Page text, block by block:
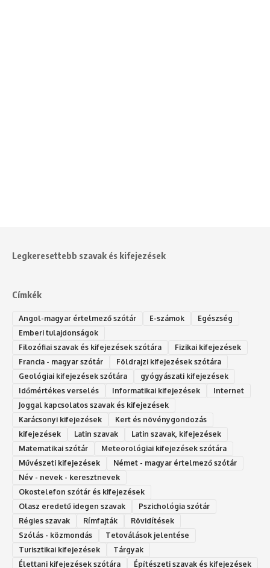
Legkeresettebb szavak és kifejezések
Címkék
Angol-magyar értelmező szótár E-számok
Egészség
Emberi tulajdonságok
Filozófiai szavak és kifejezések szótára
Fizikai kifejezések
Francia - magyar szótár
Földrajzi kifejezések szótára
Geológiai kifejezések szótára
gyógyászati kifejezések
Időmértékes verselés
Informatikai kifejezések
Internet
Joggal kapcsolatos szavak és kifejezések
Karácsonyi kifejezések
Kert és növénygondozás
kifejezések
Latin szavak
Latin szavak, kifejezések
Matematikai szótár
Meteorológiai kifejezések szótára
Művészeti kifejezések
Német - magyar értelmező szótár
Név - nevek - keresztnevek
Okostelefon szótár és kifejezések
Olasz eredetű idegen szavak
Ps‮gólohciz‬ia s‮átóz‬r
Régies szavak
Rímfajták
Rövidítések
Szólás - közmondás
Tetoválások jelentése
Turisztikai kifejezések
Tárgyak
Élettani kifejezések szótára
Építészeti szavak és kifejezések